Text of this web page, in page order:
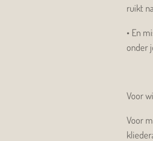
ruikt
• En
onder
Voor
Voor